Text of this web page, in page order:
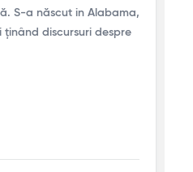
S-a născut in Alabama,
discursuri despre